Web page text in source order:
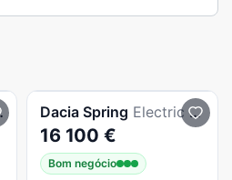
Dacia Spring Electric 65 Expression
16 100 €
Bom negócio